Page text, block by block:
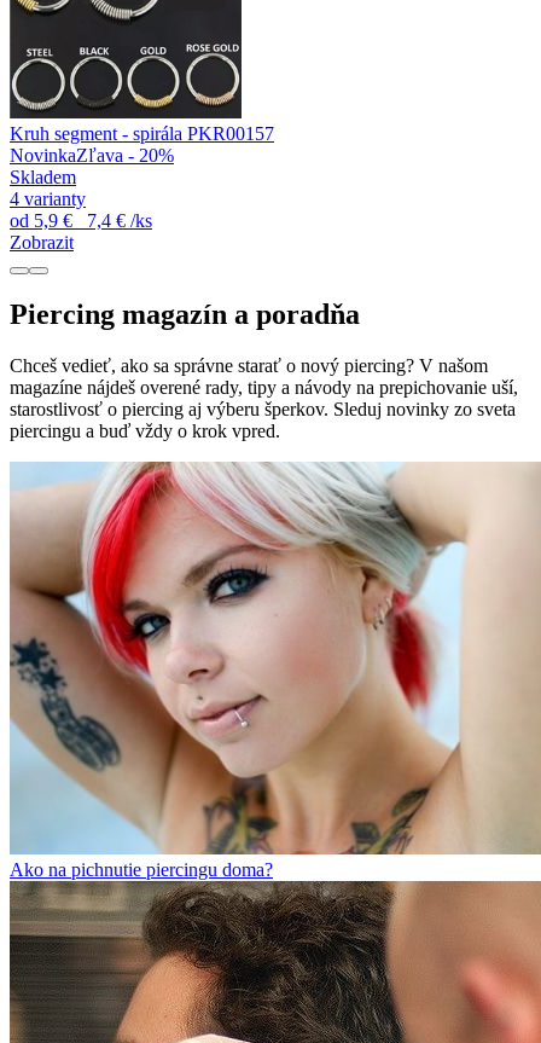
Kruh segment - spirála PKR00157
NovinkaZľava - 20%
Skladem
4 varianty
od 5,9 € 7,4 € /ks
Zobrazit
Piercing magazín a poradňa
Chceš vedieť, ako sa správne starať o nový piercing? V našom
magazíne nájdeš overené rady, tipy a návody na prepichovanie uší,
starostlivosť o piercing aj výberu šperkov. Sleduj novinky zo sveta
piercingu a buď vždy o krok vpred.
Ako na pichnutie piercingu doma?